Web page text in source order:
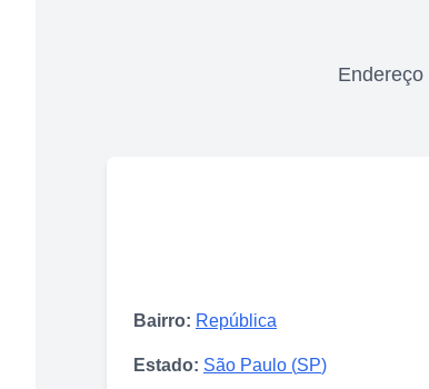
Endereço
Bairro: República
Estado: São Paulo (SP)